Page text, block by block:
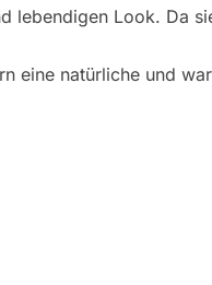
lebendigen Look. Da
eine natürliche und